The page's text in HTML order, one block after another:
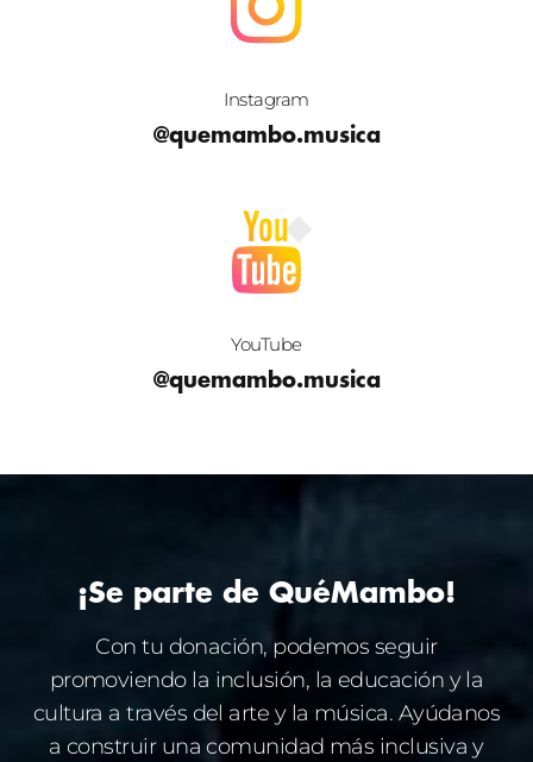
Instagram
@quemambo.musica
YouTube
@quemambo.musica
¡Se parte de QuéMambo!
Con tu donación, podemos seguir
promoviendo la inclusión, la educación y la
cultura a través del arte y la música. Ayúdanos
a construir una comunidad más inclusiva y